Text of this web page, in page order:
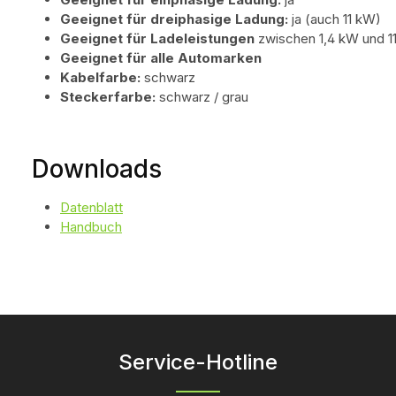
Geeignet für dreiphasige Ladung: ja (auch 11 kW)
Geeignet für Ladeleistungen zwischen 1,4 kW und
Geeignet für alle Automarken
Kabelfarbe: schwarz
Steckerfarbe: schwarz / grau
Downloads
Datenblatt
Handbuch
Service-Hotline